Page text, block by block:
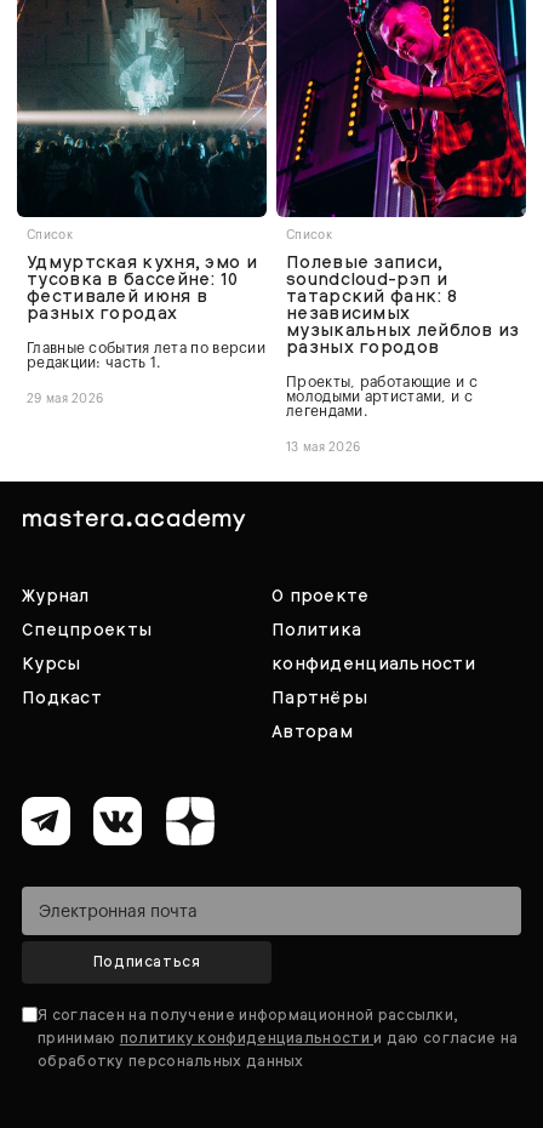
Список
Удмуртская кухня, эмо и
тусовка в бассейне: 10
фестивалей июня в
разных городах
Главные события лета по версии
редакции: часть 1.
29 мая 2026
Список
Полевые записи,
soundcloud-рэп и
татарский фанк: 8
независимых
музыкальных лейблов из
разных городов
Проекты, работающие и с
молодыми артистами, и с
легендами.
13 мая 2026
Журнал
Спецпроекты
Курсы
Подкаст
О проекте
Политика
конфиденциальности
Партнёры
Авторам
Подписаться
Я согласен на получение информационной рассылки,
принимаю политику конфиденциальностии даю согласие на
обработку персональных данных